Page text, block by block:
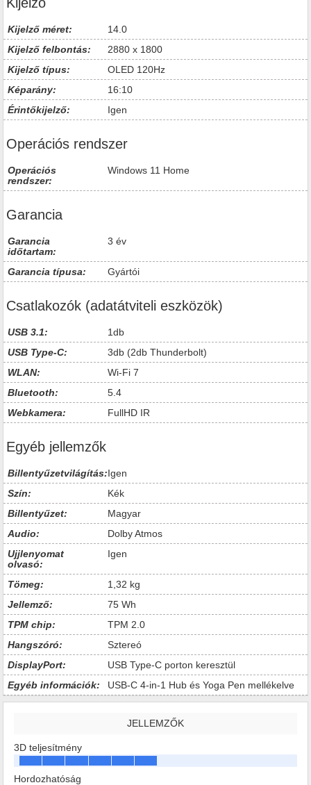
Kijelző méret:
14.0
Kijelző felbontás:
2880 x 1800
Kijelző típus:
OLED 120Hz
Képarány:
16:10
Érintőkijelző:
Igen
Operációs rendszer
Operációs
rendszer:
Windows 11 Home
Garancia
Garancia
időtartam:
3 év
Garancia típusa: Gyártói
Csatlakozók (adatátviteli eszközök)
USB 3.1:
1db
USB Type-C:
3db (2db Thunderbolt)
WLAN:
Wi-Fi 7
Bluetooth:
5.4
Webkamera:
FullHD IR
Egyéb jellemzők
Billentyűzetvilágítás:Igen
Szín:
Kék
Billentyűzet:
Magyar
Audio:
Dolby Atmos
Ujjlenyomat
olvasó:
Igen
Tömeg:
1,32 kg
Jellemző:
75 Wh
TPM chip:
TPM 2.0
Hangszóró:
Sztereó
DisplayPort:
USB Type-C porton keresztül
Egyéb információk:
USB-C 4-in-1 Hub és Yoga Pen mellékelve
JELLEMZŐK
3D teljesítmény
Hordozhatóság